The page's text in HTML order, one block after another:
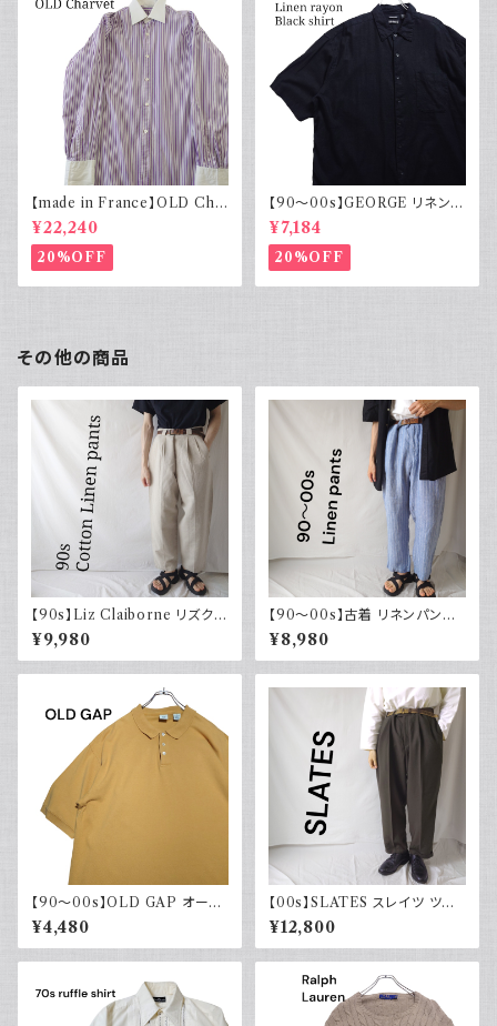
【made in France】OLD Cha
rvet ストライプ 切り替え 紫
¥22,240
20%OFF
【90～00s】GEORGE リネンレ
ーヨンシャツ 黒 ボックスシルエ
ット XL
¥7,184
20%OFF
その他の商品
【90s】Liz Claiborne リズクレ
イボーン コットンリネンパンツ
ツータック ワイド スラックス 古
着
¥9,980
【90～00s】古着 リネンパンツ
ストライプ ライトブルー 夏 スラ
ックス
¥8,980
【90～00s】OLD GAP オール
ドギャップ ポロシャツ 無地 古着
マスタードイエロー 夏 大きめ
¥4,480
【00s】SLATES スレイツ ツー
タック スラックス リーバイス Le
vi's カーキグリーン 古着
¥12,800